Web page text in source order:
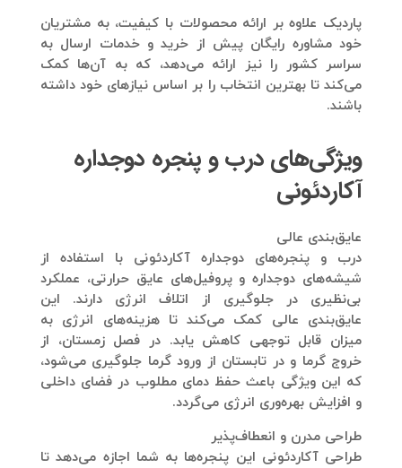
پاردیک علاوه بر ارائه محصولات با کیفیت، به مشتریان
خود مشاوره رایگان پیش از خرید و خدمات ارسال به
سراسر کشور را نیز ارائه می‌دهد، که به آن‌ها کمک
می‌کند تا بهترین انتخاب را بر اساس نیازهای خود داشته
باشند.
ویژگی‌های درب و پنجره دوجداره
آکاردئونی
عایق‌بندی عالی
درب و پنجره‌های دوجداره آکاردئونی با استفاده از
شیشه‌های دوجداره و پروفیل‌های عایق حرارتی، عملکرد
بی‌نظیری در جلوگیری از اتلاف انرژی دارند. این
عایق‌بندی عالی کمک می‌کند تا هزینه‌های انرژی به
میزان قابل توجهی کاهش یابد. در فصل زمستان، از
خروج گرما و در تابستان از ورود گرما جلوگیری می‌شود،
که این ویژگی باعث حفظ دمای مطلوب در فضای داخلی
و افزایش بهره‌وری انرژی می‌گردد.
طراحی مدرن و انعطاف‌پذیر
طراحی آکاردئونی این پنجره‌ها به شما اجازه می‌دهد تا